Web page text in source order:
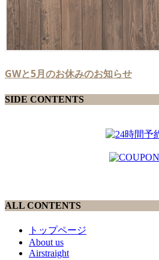
GWと5月のお休みのお知らせ
SIDE CONTENTS
ALL CONTENTS
トップページ
About us
Airstraight